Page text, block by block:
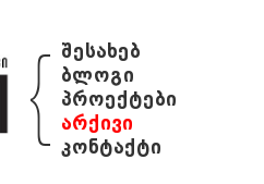
{ შესახებ
ბლოგი
პროექტები
არქივი
კონტაქტი